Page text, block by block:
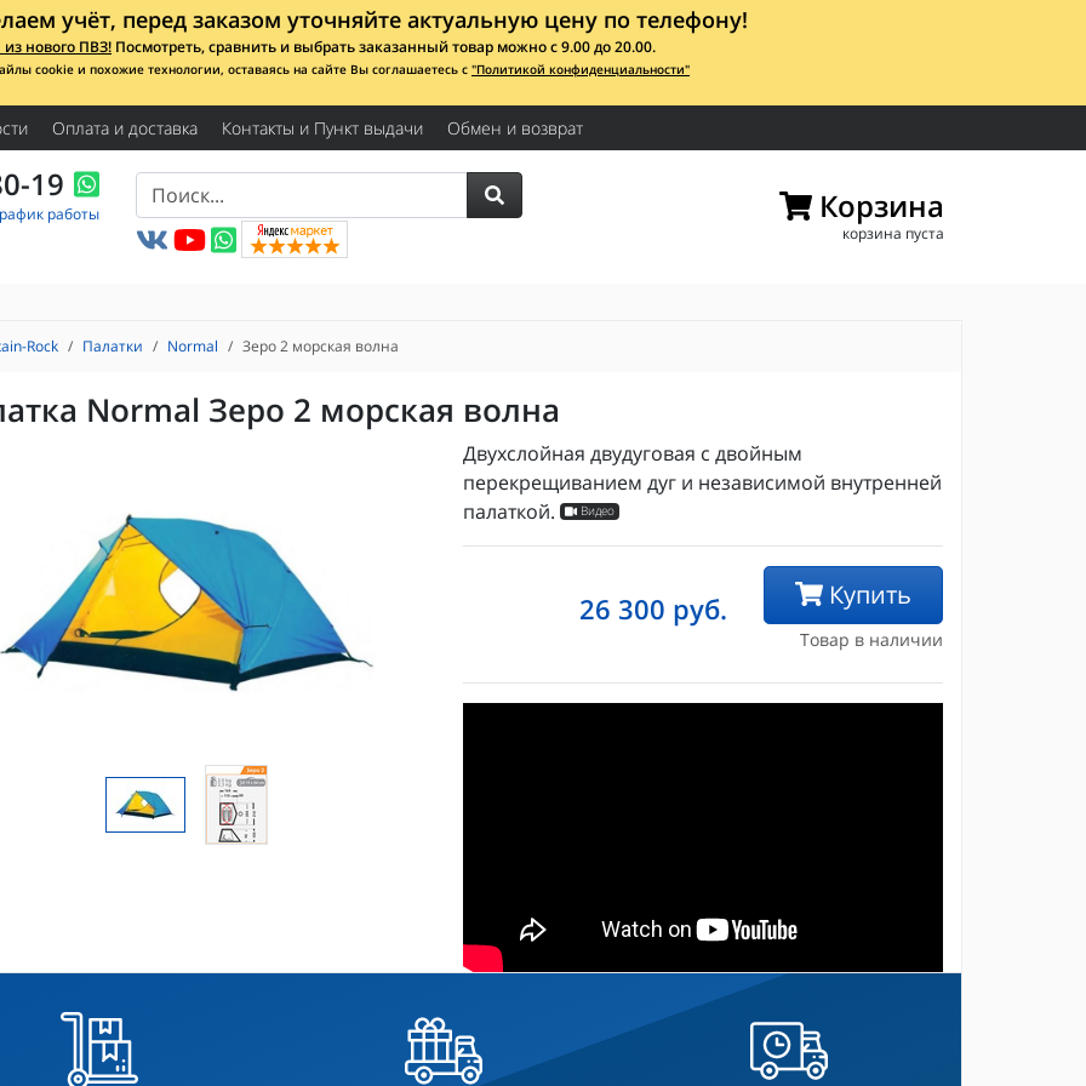
учёт, перед заказом уточняйте актуальную цену по телефону!
нового ПВЗ! Посмотреть, сравнить и выбрать заказанный товар можно с 9.00 до 20.00.
cookie и похожие технологии, оставаясь на сайте Вы соглашаетесь с "Политикой конфиденциальности"
Оплата и доставка Контакты и Пункт выдачи Обмен и возврат
19
работы Корзина
корзина пуста
Rock Палатки Normal Зеро 2 морская волна
Normal Зеро 2 морская волна
Двухслойная двудуговая с двойным
перекрещиванием дуг и независимой внутренней
палаткой.
Видео
26 300 руб. Купить
Товар в наличии